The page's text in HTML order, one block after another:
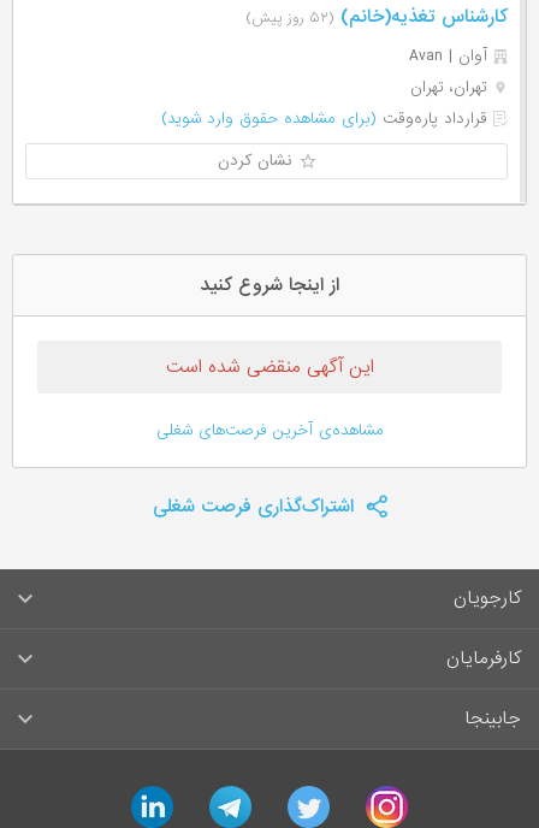
کارشناس تغذیه(خانم) (۵۲ روز پیش)
آوان | Avan
تهران، تهران
قرارداد پاره‌وقت (برای مشاهده حقوق وارد شوید)
نشان کردن
از اینجا شروع کنید
این آگهی منقضی شده است
مشاهده‌ی آخرین فرصت‌های شغلی
اشتراک‌گذاری فرصت شغلی
کارجویان
سوالات متداول کارجویان
لیست مشاغل
آگهی‌های استخدام
کارفرمایان
راهنمای ثبت آگهی استخدام
قوانین و مقررات کارفرمایان
جابینجا
جابینجا در رسانه‌ها
instagram
twitter
telegram
linkedin